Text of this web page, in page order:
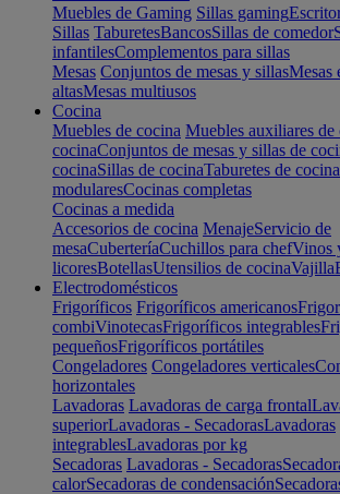
Muebles de Gaming Sillas gaming
Sillas TaburetesBancosSillas de comedor
infantilesComplementos para sillas
Mesas Conjuntos de mesas y sillasMesas
altasMesas multiusos
Cocina
Muebles de cocina Muebles auxiliares de
cocinaConjuntos de mesas y sillas de
cocinaSillas de cocinaTaburetes de cocina
modularesCocinas completas
Cocinas a medida
Accesorios de cocina MenajeServicio de
mesaCuberteríaCuchillos para chefVinos
licoresBotellasUtensilios de cocinaVajilla
Electrodomésticos
Frigoríficos Frigoríficos americanos
combiVinotecasFrigoríficos integrables
pequeñosFrigoríficos portátiles
Congeladores Congeladores verticales
horizontales
Lavadoras Lavadoras de carga frontal
superiorLavadoras - SecadorasLavadoras
integrablesLavadoras por kg
Secadoras Lavadoras - Secadoras
calorSecadoras de condensación